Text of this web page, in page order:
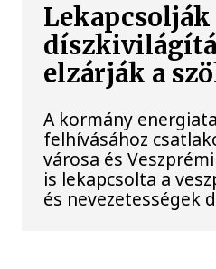
Lekapcsolják
elzárják a
A kormány
felhívásához
városa és
is lekapcsolta a
és nevezetességek